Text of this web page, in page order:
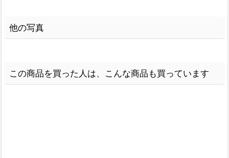
他の写真
この商品を買った人は、こんな商品も買っています